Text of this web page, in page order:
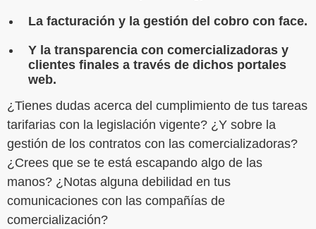
La facturación y la gestión del cobro con face.
Y la transparencia con comercializadoras y
clientes finales a través de dichos portales
web.
¿Tienes dudas acerca del cumplimiento de tus tareas
tarifarias con la legislación vigente? ¿Y sobre la
gestión de los contratos con las comercializadoras?
¿Crees que se te está escapando algo de las
manos? ¿Notas alguna debilidad en tus
comunicaciones con las compañías de
comercialización?